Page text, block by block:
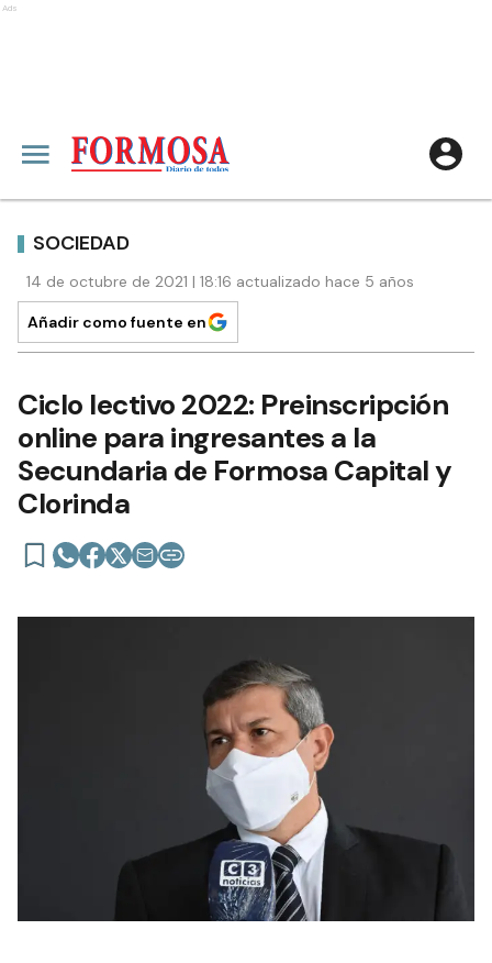
Ads
SOCIEDAD
14 de octubre de 2021 | 18:16 actualizado hace 5 años
Añadir como fuente en
Ciclo lectivo 2022: Preinscripción
online para ingresantes a la
Secundaria de Formosa Capital y
Clorinda